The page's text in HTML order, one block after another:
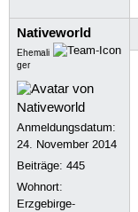
Nativeworld
Ehemali
ger
Anmeldungsdatum:
24. November 2014
Beiträge:445
Wohnort:
Erzgebirge-